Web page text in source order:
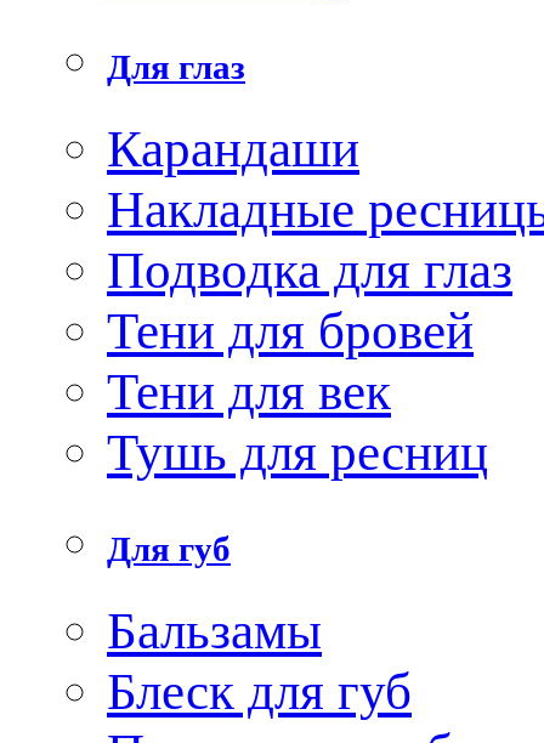
Для глаз
Карандаши
Накладные
Подводка для глаз
Тени для бровей
Тени для век
Тушь для ресниц
Для губ
Бальзамы
Блеск для губ